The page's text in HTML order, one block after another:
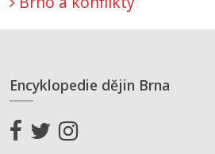
Encyklopedie dějin Brna